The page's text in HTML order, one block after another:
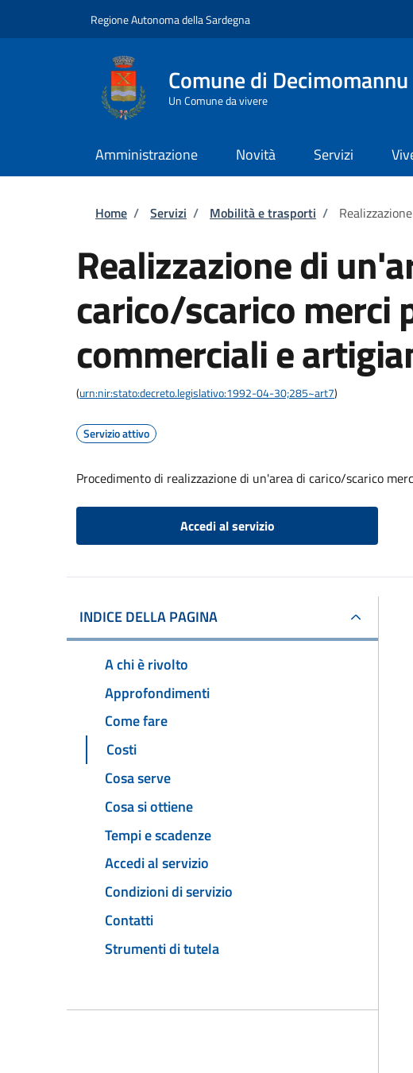
Regione Autonoma della Sardegna
Comune di Decimomannu
Un Comune da vivere
Amministrazione Novità Servizi
Briciole di pane
Home / Servizi / Mobilità e trasporti /
Realizzazione di
carico/scarico merci
commerciali e
(urn:nir:stato:decreto.legislativo:1992-04-30;285~art7)
Servizio attivo
Procedimento di realizzazione di un'area di carico/scarico
Accedi al servizio
INDICE DELLA PAGINA
A chi è rivolto
Approfondimenti
Come fare
Costi
Cosa serve
Cosa si ottiene
Tempi e scadenze
Accedi al servizio
Condizioni di servizio
Contatti
Strumenti di tutela